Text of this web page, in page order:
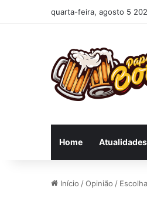
quarta-feira, agosto 5
Home Atualidades
Início /Opinião /